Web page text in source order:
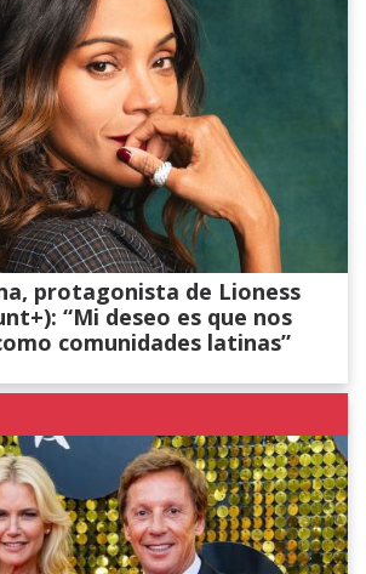
protagonista de Lioness
“Mi deseo es que nos
comunidades latinas”